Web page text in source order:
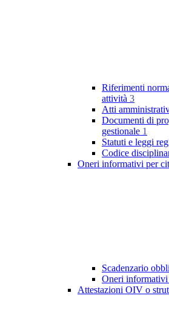
Riferimenti
attività 3
Atti
Documenti di
gestionale 1
Statuti e leggi
Codice
Oneri informativi per
Scadenzario
Oneri informativi
Attestazioni OIV o